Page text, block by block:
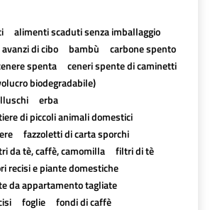
alimenti scaduti senza imballaggio
avanzi di cibo bambù
carbone spento
spenta
ceneri spente di caminetti
biodegradabile)
erba
di piccoli animali domestici
fazzoletti di carta sporchi
da tè, caffè, camomilla
filtri di tè
recisi e piante domestiche
da appartamento tagliate
foglie
fondi di caffè